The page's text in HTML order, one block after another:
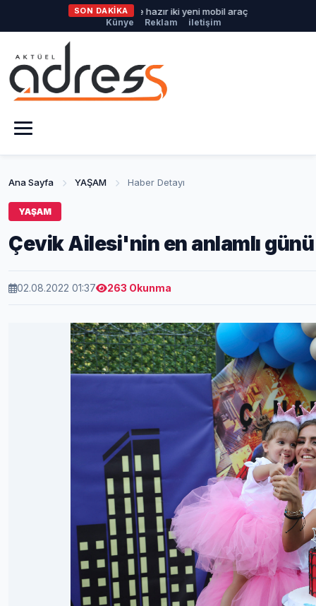
SON DAKİKA
afetlere hazır iki yeni mobil araç
Künye Reklam iletişim
Ana Sayfa YAŞAM Haber Detayı
YAŞAM
Çevik Ailesi'nin en anlamlı
02.08.2022 01:37 263 Okunma